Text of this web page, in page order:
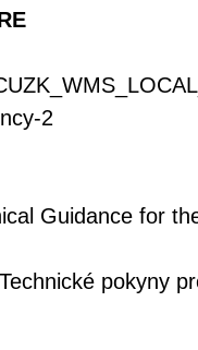
2
Guidance for
Technické pokyny